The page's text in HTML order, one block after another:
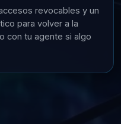
revocables y un
para volver a la
con tu agente si algo